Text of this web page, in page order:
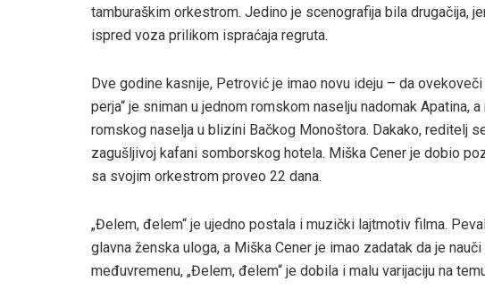
tamburaškim orkestrom. Jedino je scenografija bila drugačija,
ispred voza prilikom ispraćaja regruta.
Dve godine kasnije, Petrović je imao novu ideju – da
perja“ je sniman u jednom romskom naselju nadomak
romskog naselja u blizini Bačkog Monoštora. Dakako, reditelj
zagušljivoj kafani somborskog hotela. Miška Cener je dobio
sa svojim orkestrom proveo 22 dana.
„Đelem, đelem“ je ujedno postala i muzički lajtmotiv filma.
glavna ženska uloga, a Miška Cener je imao zadatak da je
međuvremenu, „Đelem, đelem“ je dobila i malu varijaciju na